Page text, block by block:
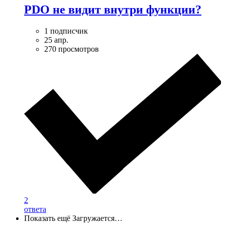
PDO не видит внутри функции?
1 подписчик
25 апр.
270 просмотров
2
ответа
Показать ещё Загружается…